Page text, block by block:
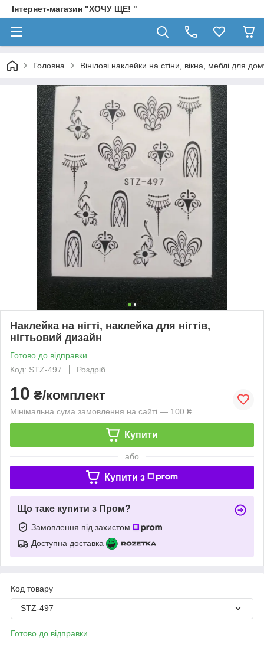
Інтернет-магазин "ХОЧУ ЩЕ! "
Головна Вінілові наклейки на стіни, вікна, меблі для
Наклейка на нігті, наклейка для нігтів,
нігтьовий дизайн
Готово до відправки
Код: STZ-497
Роздріб
10 ₴/комплект
Мінімальна сума замовлення на сайті — 100 ₴
Купити
або
Купити з
Що таке купити з Пром?
Замовлення під захистом
Доступна доставка
Код товару
STZ-497
Готово до відправки